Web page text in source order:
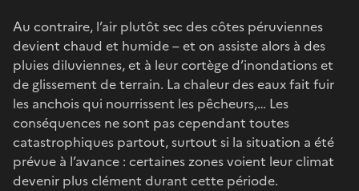
Au contraire, l’air plutôt sec des côtes péruviennes
devient chaud et humide – et on assiste alors à des
pluies diluviennes, et à leur cortège d’inondations et
de glissement de terrain. La chaleur des eaux fait fuir
les anchois qui nourrissent les pêcheurs,… Les
conséquences ne sont pas cependant toutes
catastrophiques partout, surtout si la situation a été
prévue à l’avance : certaines zones voient leur climat
devenir plus clément durant cette période.